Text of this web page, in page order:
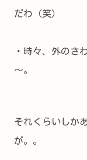
だわ（笑）
・時々、外のさ
～。
それくらいしか
が。。